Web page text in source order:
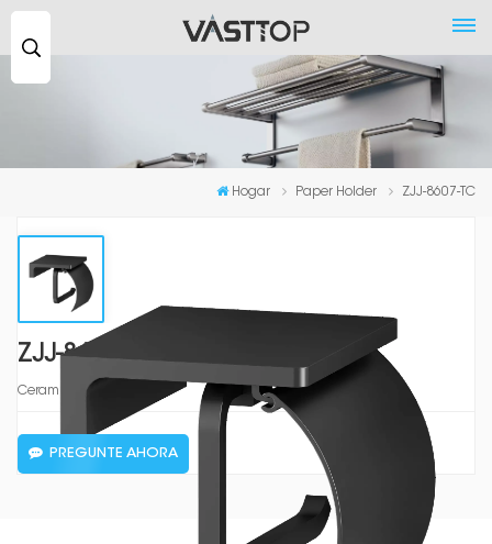
Hogar Paper Holder ZJJ-8607-TC
ZJJ-8607-TC
Ceramic Black
PREGUNTE AHORA